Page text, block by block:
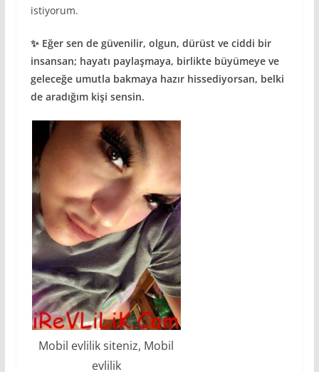
istiyorum.
✨ Eğer sen de güvenilir, olgun, dürüst ve ciddi bir
insansan; hayatı paylaşmaya, birlikte büyümeye ve
geleceğe umutla bakmaya hazır hissediyorsan, belki
de aradığım kişi sensin.
Mobil evlilik siteniz, Mobil
evlilik